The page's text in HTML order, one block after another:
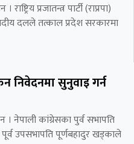
प्रजातन्त्र पार्टी (राप्रपा)
दलले तत्काल प्रदेश सरकारमा
निवेदनमा सुनुवाइ गर्न
। नेपाली कांग्रेसका पुर्व सभापति
उपसभापति पूर्णबहादुर खड्काले